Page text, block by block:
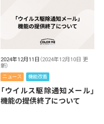
2024年12月11日 （2024年12月10日 更
新）
ニュース 機能改善
「ウイルス駆除通知メール」
機能の提供終了について